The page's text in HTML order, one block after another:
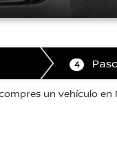
4
un vehículo en